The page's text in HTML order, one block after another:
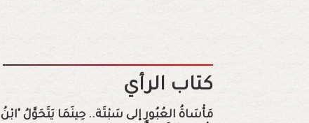
كتاب الرأي
مَأْسَاةُ العُبُورِ إلى سَبْتَة.. حِينَمَا يَتَحَوَّلُ "ابْنُ